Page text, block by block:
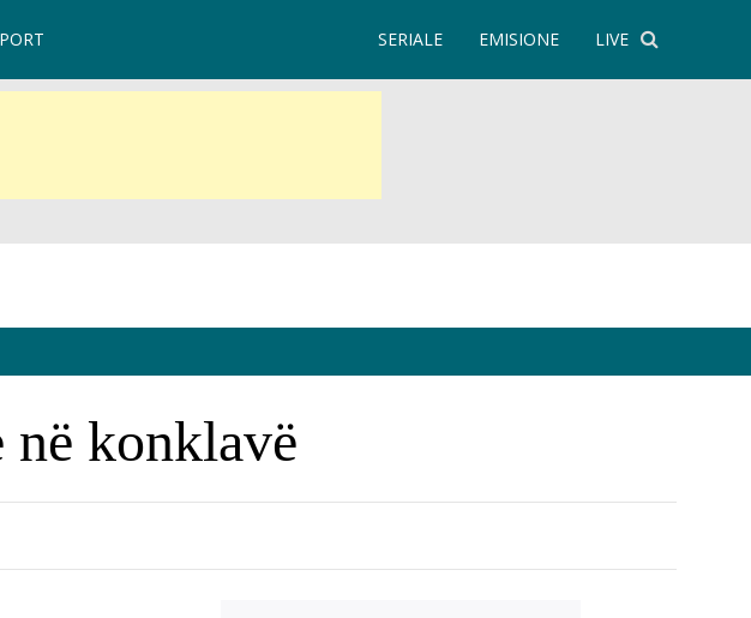
LIVE
EMISIONE
SERIALE
konklavë